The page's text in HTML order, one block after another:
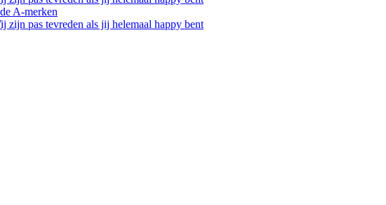
A-merken
zijn pas tevreden als jij helemaal happy bent